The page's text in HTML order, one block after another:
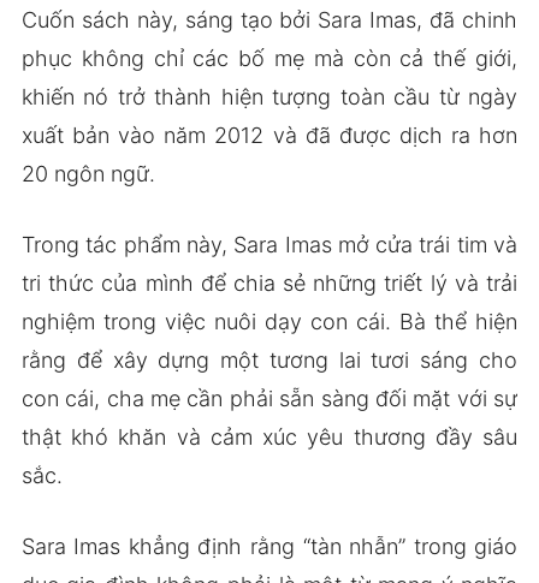
Cuốn sách này, sáng tạo bởi Sara Imas, đã chinh
phục không chỉ các bố mẹ mà còn cả thế giới,
khiến nó trở thành hiện tượng toàn cầu từ ngày
xuất bản vào năm 2012 và đã được dịch ra hơn
20 ngôn ngữ.
Trong tác phẩm này, Sara Imas mở cửa trái tim và
tri thức của mình để chia sẻ những triết lý và trải
nghiệm trong việc nuôi dạy con cái. Bà thể hiện
rằng để xây dựng một tương lai tươi sáng cho
con cái, cha mẹ cần phải sẵn sàng đối mặt với sự
thật khó khăn và cảm xúc yêu thương đầy sâu
sắc.
Sara Imas khẳng định rằng “tàn nhẫn” trong giáo